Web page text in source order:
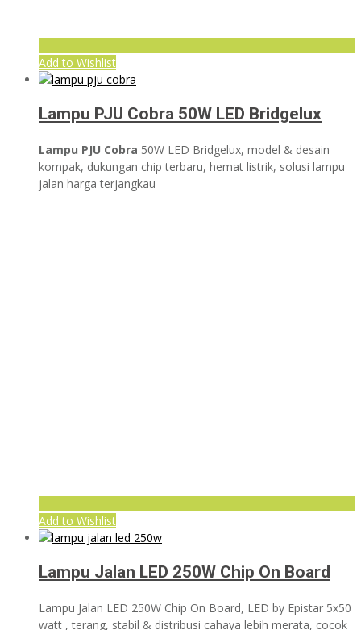
Add to Wishlist
Lampu PJU Cobra 50W LED Bridgelux
Lampu PJU Cobra 50W LED Bridgelux, model & desain
kompak, dukungan chip terbaru, hemat listrik, solusi lampu
jalan harga terjangkau
Add to Wishlist
Lampu Jalan LED 250W Chip On Board
Lampu Jalan LED 250W Chip On Board, LED by Epistar 5x50
watt , terang, stabil & distribusi cahaya lebih merata, cocok